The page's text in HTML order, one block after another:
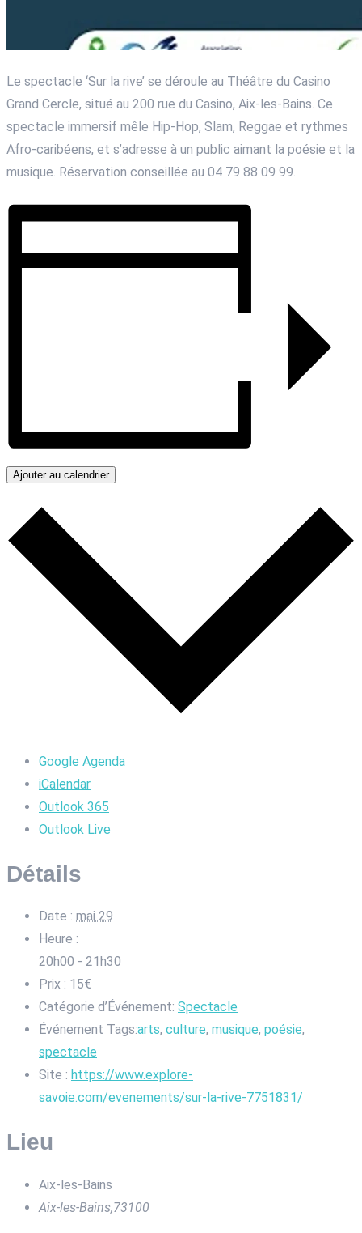
Le spectacle ‘Sur la rive’ se déroule au Théâtre du Casino
Grand Cercle, situé au 200 rue du Casino, Aix-les-Bains. Ce
spectacle immersif mêle Hip-Hop, Slam, Reggae et rythmes
Afro-caribéens, et s’adresse à un public aimant la poésie et la
musique. Réservation conseillée au 04 79 88 09 99.
Ajouter au calendrier
Google Agenda
iCalendar
Outlook 365
Outlook Live
Détails
Date : mai 29
Heure :
20h00 - 21h30
Prix : 15€
Catégorie d’Événement: Spectacle
Événement Tags:arts, culture, musique, poésie,
spectacle
Site : https://www.explore-
savoie.com/evenements/sur-la-rive-7751831/
Lieu
Aix-les-Bains
Aix-les-Bains,73100